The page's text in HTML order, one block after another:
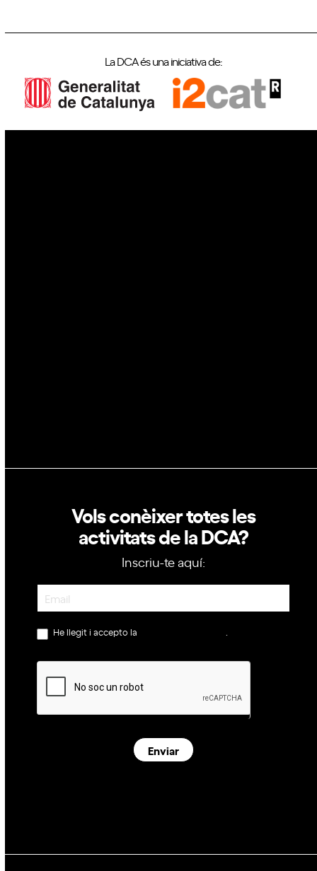
La DCA és una iniciativa de:
Vols conèixer totes les
activitats de la DCA?
Inscriu-te aquí:
Newsletter
He llegit i accepto la
Enviar